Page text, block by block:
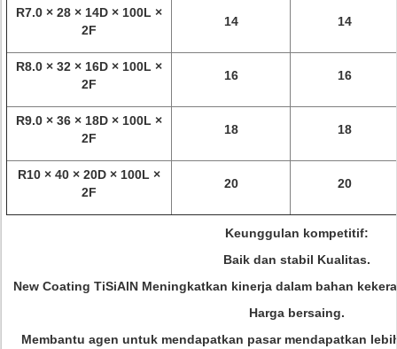
R7.0 × 28 × 14D × 100L ×
2F
14 14
R8.0 × 32 × 16D × 100L ×
2F
16 16
R9.0 × 36 × 18D × 100L ×
2F
18 18
R10 × 40 × 20D × 100L ×
2F
20 20
Keunggulan kompetitif:
Baik dan stabil Kualitas.
New Coating TiSiAlN Meningkatkan kinerja dalam bahan
Harga bersaing.
Membantu agen untuk mendapatkan pasar mendapatkan